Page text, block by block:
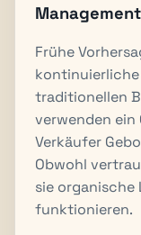
Frühe
traditionellen
verwenden ein
Verkäufer
Obwohl
sie
funktionieren.